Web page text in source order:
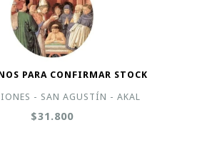
PARA CONFIRMAR STOCK
- SAN AGUSTÍN - AKAL
$31.800